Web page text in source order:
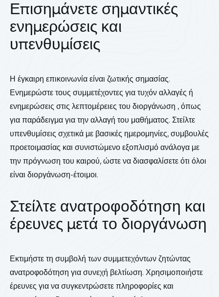
Επισημάνετε σημαντικές
ενημερώσεις και
υπενθυμίσεις
Η έγκαιρη επικοινωνία είναι ζωτικής σημασίας.
Ενημερώστε τους συμμετέχοντες για τυχόν αλλαγές ή
ενημερώσεις στις λεπτομέρειες του διοργάνωση , όπως
για παράδειγμα για την αλλαγή του μαθήματος. Στείλτε
υπενθυμίσεις σχετικά με βασικές ημερομηνίες, συμβουλές
προετοιμασίας και συνιστώμενο εξοπλισμό ανάλογα με
την πρόγνωση του καιρού, ώστε να διασφαλίσετε ότι όλοι
είναι διοργάνωση-έτοιμοι.
Στείλτε ανατροφοδότηση και
έρευνες μετά το διοργάνωση
Εκτιμήστε τη συμβολή των συμμετεχόντων ζητώντας
ανατροφοδότηση για συνεχή βελτίωση. Χρησιμοποιήστε
έρευνες για να συγκεντρώσετε πληροφορίες και